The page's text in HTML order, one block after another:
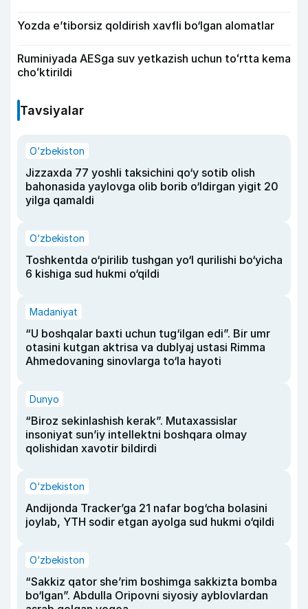
Yozda e’tiborsiz qoldirish xavfli bo‘lgan alomatlar
Ruminiyada AESga suv yetkazish uchun toʻrtta kema
choʻktirildi
Tavsiyalar
O‘zbekiston
Jizzaxda 77 yoshli taksichini qo‘y sotib olish
bahonasida yaylovga olib borib o‘ldirgan yigit 20
yilga qamaldi
O‘zbekiston
Toshkentda o‘pirilib tushgan yo‘l qurilishi bo‘yicha
6 kishiga sud hukmi o‘qildi
Madaniyat
“U boshqalar baxti uchun tug‘ilgan edi”. Bir umr
otasini kutgan aktrisa va dublyaj ustasi Rimma
Ahmedovaning sinovlarga to‘la hayoti
Dunyo
“Biroz sekinlashish kerak”. Mutaxassislar
insoniyat sun’iy intellektni boshqara olmay
qolishidan xavotir bildirdi
O‘zbekiston
Andijonda Tracker’ga 21 nafar bog‘cha bolasini
joylab, YTH sodir etgan ayolga sud hukmi o‘qildi
O‘zbekiston
“Sakkiz qator she’rim boshimga sakkizta bomba
bo‘lgan”. Abdulla Oripovni siyosiy ayblovlardan